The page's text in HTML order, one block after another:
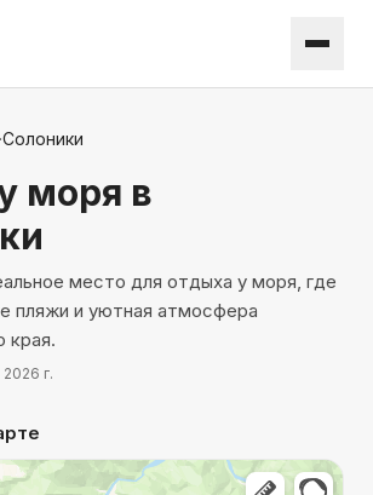
·Солоники
моря в
место для отдыха у моря, где
пляжи и уютная атмосфера
края.
г.